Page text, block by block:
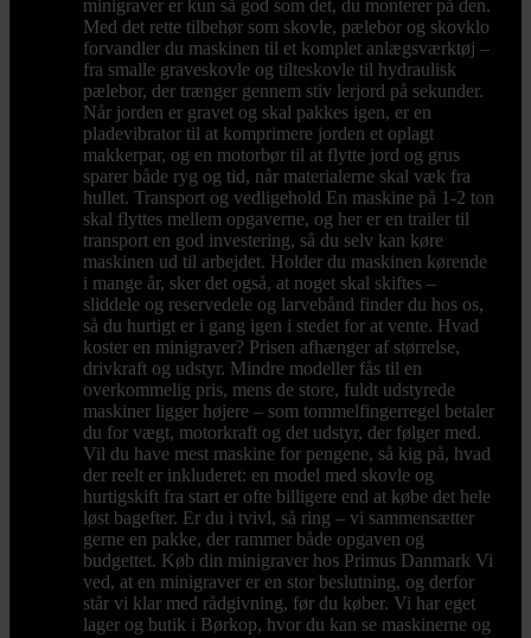
minigraver er kun så god som det, du monterer på den.
Med det rette tilbehør som skovle, pælebor og skovklo
forvandler du maskinen til et komplet anlægsværktøj –
fra smalle graveskovle og tilteskovle til hydraulisk
pælebor, der trænger gennem stiv lerjord på sekunder.
Når jorden er gravet og skal pakkes igen, er en
pladevibrator til at komprimere jorden et oplagt
makkerpar, og en motorbør til at flytte jord og grus
sparer både ryg og tid, når materialerne skal væk fra
hullet. Transport og vedligehold En maskine på 1-2 ton
skal flyttes mellem opgaverne, og her er en trailer til
transport en god investering, så du selv kan køre
maskinen ud til arbejdet. Holder du maskinen kørende
i mange år, sker det også, at noget skal skiftes –
sliddele og reservedele og larvebånd finder du hos os,
så du hurtigt er i gang igen i stedet for at vente. Hvad
koster en minigraver? Prisen afhænger af størrelse,
drivkraft og udstyr. Mindre modeller fås til en
overkommelig pris, mens de store, fuldt udstyrede
maskiner ligger højere – som tommelfingerregel betaler
du for vægt, motorkraft og det udstyr, der følger med.
Vil du have mest maskine for pengene, så kig på, hvad
der reelt er inkluderet: en model med skovle og
hurtigskift fra start er ofte billigere end at købe det hele
løst bagefter. Er du i tvivl, så ring – vi sammensætter
gerne en pakke, der rammer både opgaven og
budgettet. Køb din minigraver hos Primus Danmark Vi
ved, at en minigraver er en stor beslutning, og derfor
står vi klar med rådgivning, før du køber. Vi har eget
lager og butik i Børkop, hvor du kan se maskinerne og